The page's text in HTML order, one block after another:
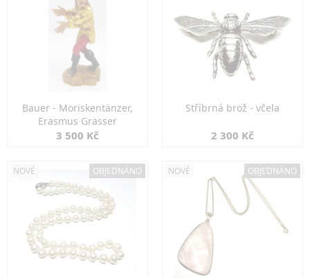
Bauer - Moriskentänzer,
Erasmus Grasser
3 500 Kč
Stříbrná brož - včela
2 300 Kč
NOVÉ OBJEDNÁNO NOVÉ OBJEDNÁNO